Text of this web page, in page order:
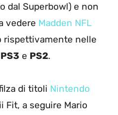
dal Superbowl) e non
vedere Madden NFL
rispettivamente nelle
PS3 e PS2.
di titoli Nintendo
Fit, a seguire Mario